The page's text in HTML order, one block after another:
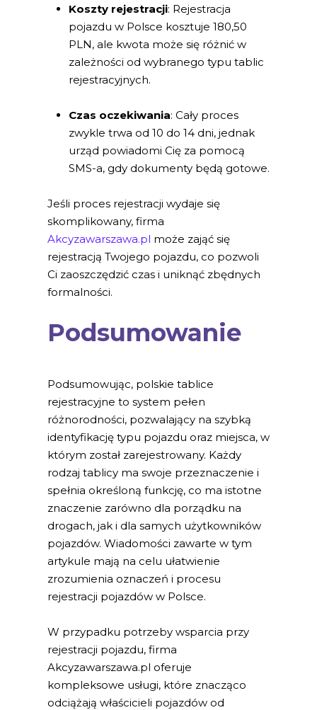
Koszty rejestracji: Rejestracja
pojazdu w Polsce kosztuje 180,50
PLN, ale kwota może się różnić w
zależności od wybranego typu tablic
rejestracyjnych.
Czas oczekiwania: Cały proces
zwykle trwa od 10 do 14 dni, jednak
urząd powiadomi Cię za pomocą
SMS-a, gdy dokumenty będą gotowe.
Jeśli proces rejestracji wydaje się
skomplikowany, firma
Akcyzawarszawa.pl może zająć się
rejestracją Twojego pojazdu, co pozwoli
Ci zaoszczędzić czas i uniknąć zbędnych
formalności.
Podsumowanie
Podsumowując, polskie tablice
rejestracyjne to system pełen
różnorodności, pozwalający na szybką
identyfikację typu pojazdu oraz miejsca, w
którym został zarejestrowany. Każdy
rodzaj tablicy ma swoje przeznaczenie i
spełnia określoną funkcję, co ma istotne
znaczenie zarówno dla porządku na
drogach, jak i dla samych użytkowników
pojazdów. Wiadomości zawarte w tym
artykule mają na celu ułatwienie
zrozumienia oznaczeń i procesu
rejestracji pojazdów w Polsce.
W przypadku potrzeby wsparcia przy
rejestracji pojazdu, firma
Akcyzawarszawa.pl oferuje
kompleksowe usługi, które znacząco
odciążają właścicieli pojazdów od